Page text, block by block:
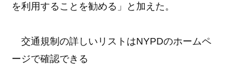
を利用することを勧める」と加えた。
交通規制の詳しいリストはNYPDのホームペ
ージで確認できる